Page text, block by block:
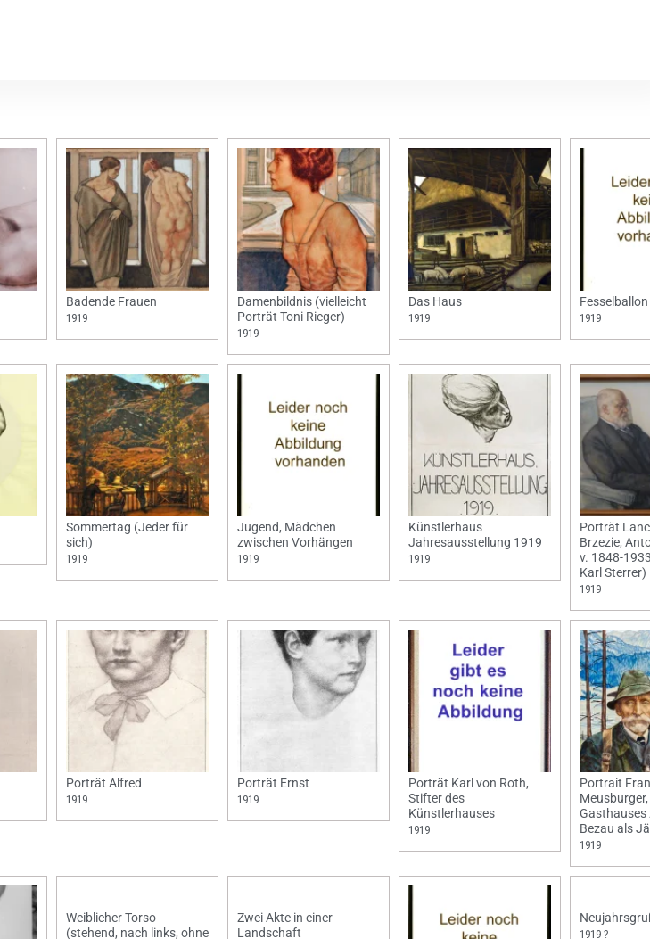
Badende Frauen
1919
Damenbildnis (vielleicht
Porträt Toni Rieger)
1919
Das Haus
1919
Fesselballon
1919
Sommertag (Jeder für
sich)
1919
Jugend, Mädchen
zwischen Vorhängen
1919
Künstlerhaus
Jahresausstellung 1919
1919
Porträt
Brzezie,
v. 1848-
Karl Sterrer)
1919
Porträt Alfred
1919
Porträt Ernst
1919
Porträt Karl von Roth,
Stifter des
Künstlerhauses
1919
Portrait
Gasthauses
Bezau als
1919
Weiblicher Torso
(stehend, nach links, ohne
Zwei Akte in einer
Landschaft
1919 ?